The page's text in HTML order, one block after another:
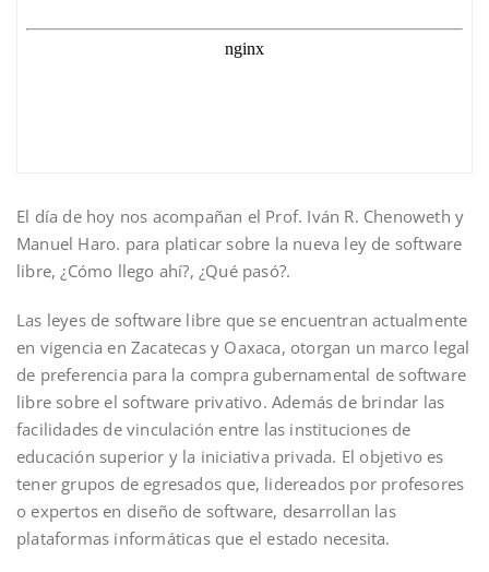
El día de hoy nos acompañan el Prof. Iván R. Chenoweth y
Manuel Haro. para platicar sobre la nueva ley de software
libre, ¿Cómo llego ahí?, ¿Qué pasó?.
Las leyes de software libre que se encuentran actualmente
en vigencia en Zacatecas y Oaxaca, otorgan un marco legal
de preferencia para la compra gubernamental de software
libre sobre el software privativo. Además de brindar las
facilidades de vinculación entre las instituciones de
educación superior y la iniciativa privada. El objetivo es
tener grupos de egresados que, lidereados por profesores
o expertos en diseño de software, desarrollan las
plataformas informáticas que el estado necesita.